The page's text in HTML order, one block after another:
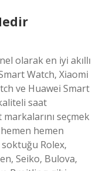
olarak en iyi akıllı
Watch, Xiaomi
ve Huawei Smart
saat
seçmek
hemen
Rolex,
Seiko, Bulova,